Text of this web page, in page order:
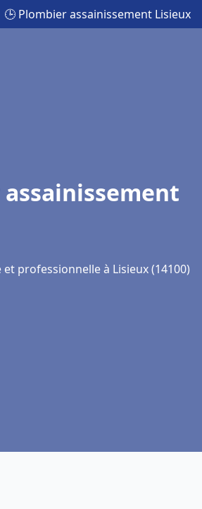
🕒 Plombier assainissement Lisieux
professionnelle à Lisieux (14100)